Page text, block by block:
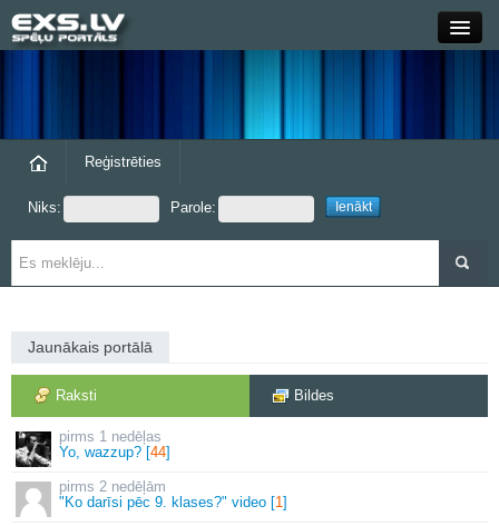
Grupas
Reģistrēties
Niks: Parole:
Jaunākais portālā
Raksti Bildes
1 nedēļas
Yo, wazzup? [44]
2 nedēļām
"Ko darīsi pēc 9. klases?" video [1]